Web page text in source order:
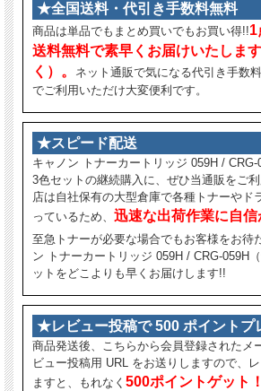
★全国送料・代引き手数料無料
商品は単品でもまとめ買いでもお買い得!!1
送料無料で素早くお届けいたしま
く）。
ネット通販で気になる代引き手数
でご利用いただけ大変便利です。
★スピード配送
キャノン トナーカートリッジ 059H / CRG-
3色セットの継続購入に、ぜひ当通販をご
店は自社保有の大型倉庫で各種トナーやド
っているため、 迅速な出荷作業に自信
至急トナーが必要な場合でもお客様をお待
ン トナーカートリッジ 059H / CRG-059H
ットをどこよりも早くお届けします!!
★レビュー投稿で 500 ポイントプ
商品発送後、こちらから会員登録されたメ
ビュー投稿用 URL をお送りしますので、
ますと、もれなく 500ポイントゲット！